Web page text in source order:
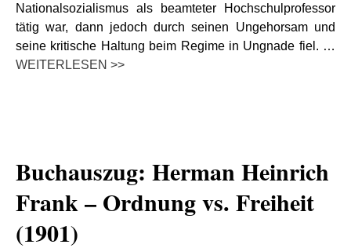
Nationalsozialismus als beamteter Hochschulprofessor
tätig war, dann jedoch durch seinen Ungehorsam und
seine kritische Haltung beim Regime in Ungnade fiel. …
WEITERLESEN >>
Buchauszug: Herman Heinrich
Frank – Ordnung vs. Freiheit
(1901)